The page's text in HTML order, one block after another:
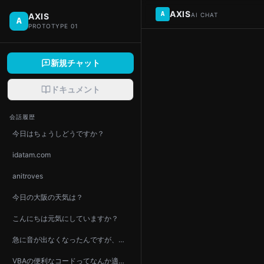
A AXIS
PROTOTYPE 01
新規チャット
ドキュメント
会話履歴
今日はちょうしどうですか？
idatam.com
anitroves
今日の大阪の天気は？
こんにちは元気にしていますか？
急に音が出なくなったんですが、原因考えられます？
VBAの便利なコードってなんか適当にだせます？
A AXISAI CHAT